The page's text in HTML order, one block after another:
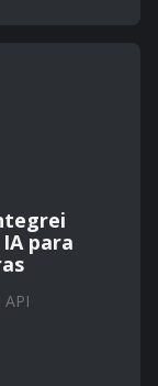
para
API